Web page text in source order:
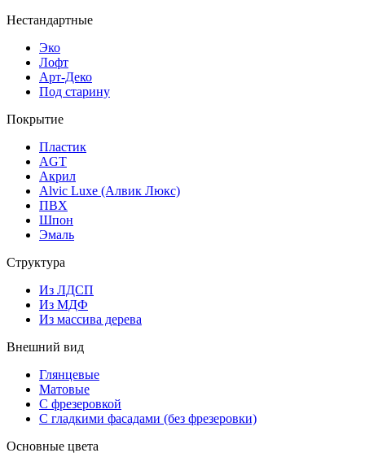
Нестандартные
Эко
Лофт
Арт-Деко
Под старину
Покрытие
Пластик
AGT
Акрил
Alvic Luxe (Алвик Люкс)
ПВХ
Шпон
Эмаль
Структура
Из ЛДСП
Из МДФ
Из массива дерева
Внешний вид
Глянцевые
Матовые
С фрезеровкой
С гладкими фасадами (без фрезеровки)
Основные цвета